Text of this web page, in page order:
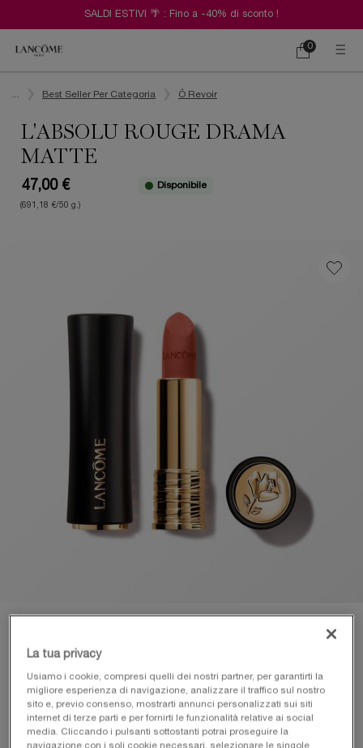
SALDI ESTIVI 🌴 : Fino a -40% di sconto !
Carrello
0
0 prodotto
Best Seller Per Categoria Ô Revoir
L'ABSOLU ROUGE DRAMA
MATTE
47,00 €
(691,18 €/50 g.)
Disponibile
L'ABSOLU ROUGE
La tua privacy
Usiamo i cookie, compresi quelli dei nostri partner, per garantirti la
migliore esperienza di navigazione, analizzare il traffico sul nostro
sito e, previo consenso, mostrarti annunci personalizzati sui siti
internet di terze parti e per fornirti le funzionalità relative ai social
media. Cliccando i pulsanti sottostanti potrai proseguire la
navigazione con i soli cookie necessari, selezionare le singole